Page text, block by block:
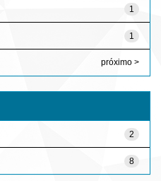
1
1
próximo >
2
8